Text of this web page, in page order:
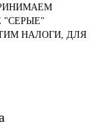
"СЕРЫЕ"
НАЛОГИ, ДЛЯ